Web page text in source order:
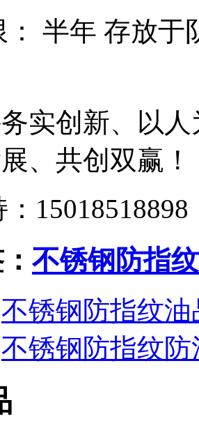
： 半年 存放于
实创新、以
、共创双赢！
15018518898
不锈钢防指
不锈钢防指纹油
不锈钢防指纹